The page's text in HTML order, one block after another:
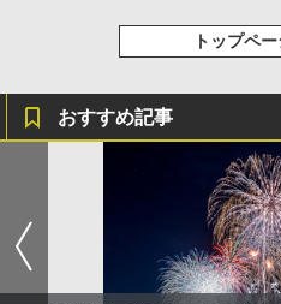
トップペ
おすすめ記事